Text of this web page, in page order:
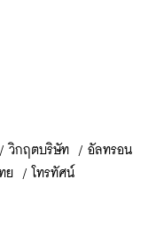
/ วิกฤตบริษัท / อัลทรอน
ย / โทรทัศน์